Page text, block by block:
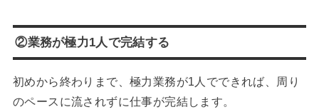
②業務が極力1人で完結する
初めから終わりまで、極力業務が1人でできれば、周り
のペースに流されずに仕事が完結します。